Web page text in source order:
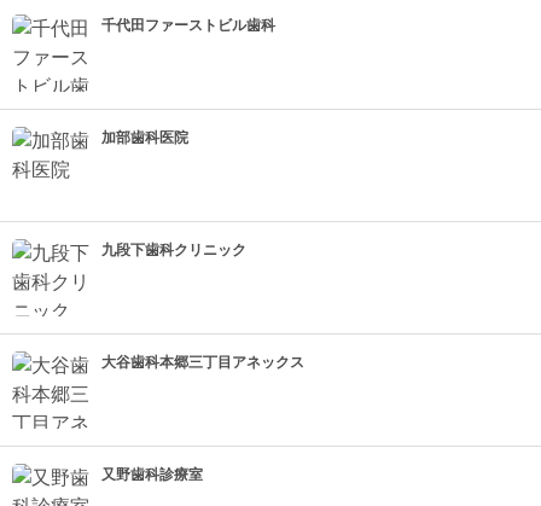
千代田ファーストビル歯科
加部歯科医院
九段下歯科クリニック
大谷歯科本郷三丁目アネックス
又野歯科診療室